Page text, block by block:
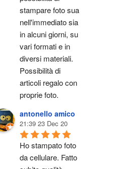
stampare foto sua
nell'immediato sia
in alcuni giorni, su
vari formati e in
diversi materiali.
Possibilità di
articoli regalo con
proprie foto.
antonello amico
21:39 23 Dec 20
Ho stampato foto
da cellulare. Fatto